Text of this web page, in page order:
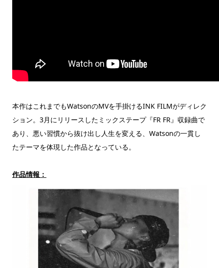
本作はこれまでもWatsonのMVを手掛けるINK FILMがディレク
ション。3月にリリースしたミックステープ『FR FR』収録曲で
あり、悪い習慣から抜け出し人生を変える、Watsonの一貫し
たテーマを体現した作品となっている。
作品情報：